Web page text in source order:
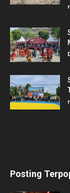
Posting